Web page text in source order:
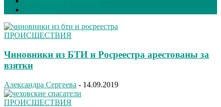
ПРОИСШЕСТВИЯ
Чиновники из БТИ и Росреестра арестованы за
взятки
Александра Сергеева - 14.09.2019
ПРОИСШЕСТВИЯ